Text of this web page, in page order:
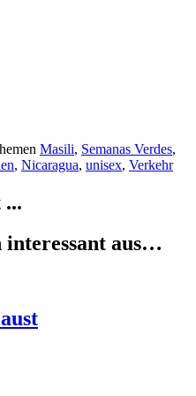
Masili, Semanas Verdes,
, Nicaragua, unisex, Verkehr
interessant aus…